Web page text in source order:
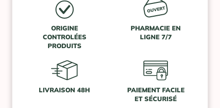
ORIGINE
CONTROLÉES
PRODUITS
PHARMACIE EN
LIGNE 7/7
LIVRAISON 48H
PAIEMENT FACILE
ET SÉCURISÉ